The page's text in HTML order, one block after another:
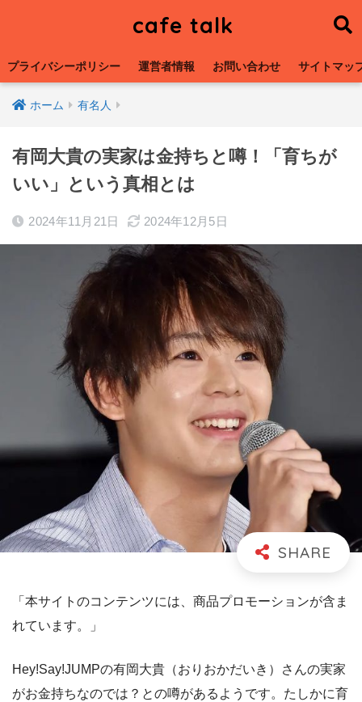
cafe talk
プライバシーポリシー 運営者情報 お問い合わせ サイトマッ
ホーム 有名人
有岡大貴の実家は金持ちと噂！「育ちが
いい」という真相とは
2024年11月21日 2024年12月5日
「本サイトのコンテンツには、商品プロモーションが含ま
れています。」
Hey!Say!JUMPの有岡大貴（おりおかだいき）さんの実家
がお金持ちなのでは？との噂があるようです。たしかに育